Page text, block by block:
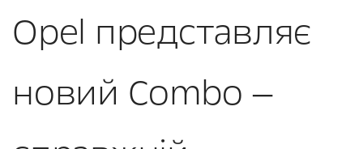
Opel представляє
новий Combo —